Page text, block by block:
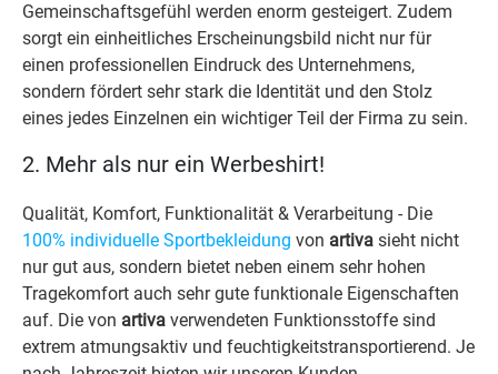
Gemeinschaftsgefühl werden enorm gesteigert. Zudem
sorgt ein einheitliches Erscheinungsbild nicht nur für
einen professionellen Eindruck des Unternehmens,
sondern fördert sehr stark die Identität und den Stolz
eines jedes Einzelnen ein wichtiger Teil der Firma zu sein.
2. Mehr als nur ein Werbeshirt!
Qualität, Komfort, Funktionalität & Verarbeitung - Die
100% individuelle Sportbekleidung von artiva sieht nicht
nur gut aus, sondern bietet neben einem sehr hohen
Tragekomfort auch sehr gute funktionale Eigenschaften
auf. Die von artiva verwendeten Funktionsstoffe sind
extrem atmungsaktiv und feuchtigkeitstransportierend. Je